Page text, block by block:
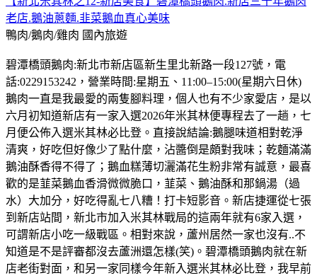
老店.鵝油蔥麵.韭菜鵝血真心美味
鴨肉/鵝肉/雞肉 國內旅遊
碧潭橋頭鵝肉:新北市新店區新生里北新路一段127號，電
話:0229153242，營業時間:星期五、11:00–15:00(星期六日休)
鵝肉一直是我最愛的兩隻腳料理，個人也有不少家愛店，是以
六月初知道新店有一家入選2026年米其林便專程去了一趟，七
月便公佈入選米其林必比登。直接說結論:鵝腿味道相對乾淨
清爽，好吃但好像少了點什麼，沾醬倒是頗對我味；乾麵滿滿
鵝油酥香得不得了；鵝血糕薄切灑滿花生粉非常有誠意，最喜
歡的是韮菜鵝血香滑微微脆口，韮菜、鵝油酥和那鍋湯（過
水）大加分，好吃得亂七八糟！打卡短影音。新店捷運從七張
到新店站間，新北市加入米其林戰局的這兩年就有6家入選，
可謂新店小吃一級戰區。相對來說，蘆州居然一家也沒有..不
知道是不是評審都沒去蘆洲還怎樣(笑)。碧潭橋頭鵝肉就在新
店老街對面，和另一家同樣今年新入選米其林必比登，我早前